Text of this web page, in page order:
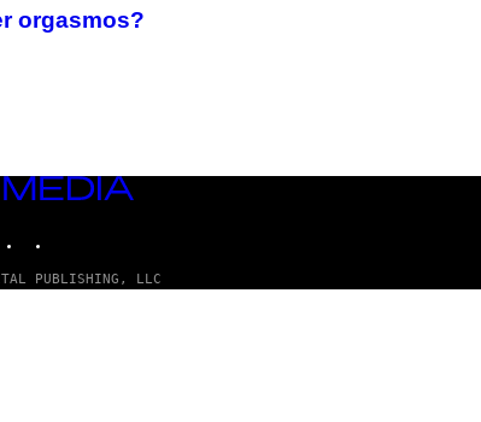
orgasmos?
PUBLISHING, LLC